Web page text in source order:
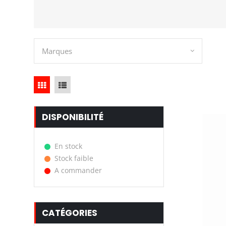
Marques
DISPONIBILITÉ
En stock
Stock faible
A commander
CATÉGORIES